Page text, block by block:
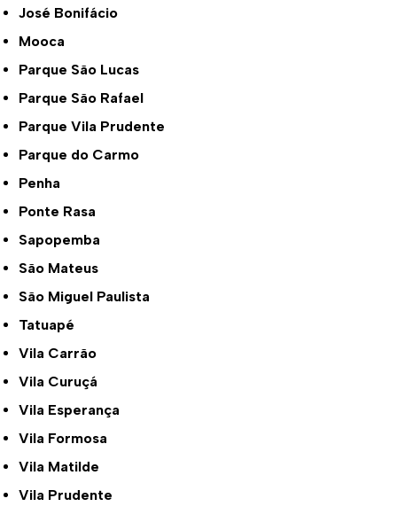
José Bonifácio
Mooca
Parque São Lucas
Parque São Rafael
Parque Vila Prudente
Parque do Carmo
Penha
Ponte Rasa
Sapopemba
São Mateus
São Miguel Paulista
Tatuapé
Vila Carrão
Vila Curuçá
Vila Esperança
Vila Formosa
Vila Matilde
Vila Prudente